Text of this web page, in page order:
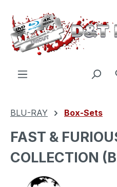
Zum Hauptinhalt springen
BLU-RAY Box-Sets
FAST &
COLLECTION